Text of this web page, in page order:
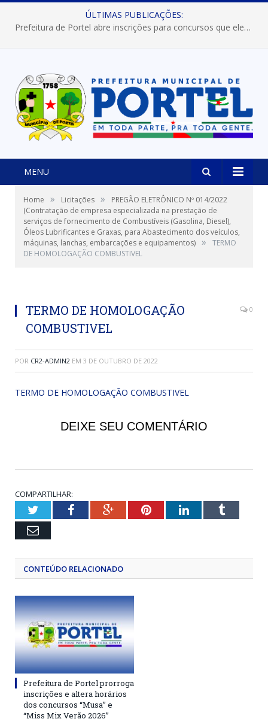
ÚLTIMAS PUBLICAÇÕES:
Prefeitura de Portel abre inscrições para concursos que elegerão os destaques do Verão 2026
MENU
Home » Licitações »
PREGÃO ELETRÔNICO Nº 014/2022
(Contratação de empresa especializada na prestação de
serviços de fornecimento de Combustíveis (Gasolina, Diesel),
Óleos Lubrificantes e Graxas, para Abastecimento dos veículos,
máquinas, lanchas, embarcações e equipamentos) »
TERMO
DE HOMOLOGAÇÃO COMBUSTIVEL
TERMO DE HOMOLOGAÇÃO
COMBUSTIVEL
0
POR CR2-ADMIN2 EM 3 DE OUTUBRO DE 2022
TERMO DE HOMOLOGAÇÃO COMBUSTIVEL
DEIXE SEU COMENTÁRIO
COMPARTILHAR:
TwitterFacebookGoogle+PinterestLinkedInTumblr
Email
CONTEÚDO RELACIONADO
Prefeitura de Portel prorroga
inscrições e altera horários
dos concursos “Musa” e
“Miss Mix Verão 2026”